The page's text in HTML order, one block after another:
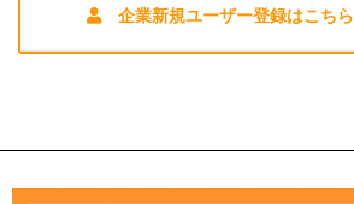
企業新規ユーザー登録はこちら